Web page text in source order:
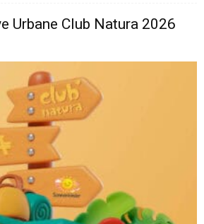
Urbane Club Natura 2026